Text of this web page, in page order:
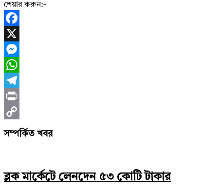
শেয়ার করুন:-
Facebook
X
Messenger
WhatsApp
Telegram
Print
Copy
সম্পর্কিত খবর
ব্লক মার্কেটে লেনদেন ৫৩ কোটি টাকার